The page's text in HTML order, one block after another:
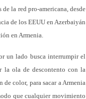
la red pro-americana, desde
de los EEUU en Azerbaiyán
en Armenia.
un lado busca interrumpir el
la ola de descontento con la
color, para sacar a Armenia
que cualquier movimiento